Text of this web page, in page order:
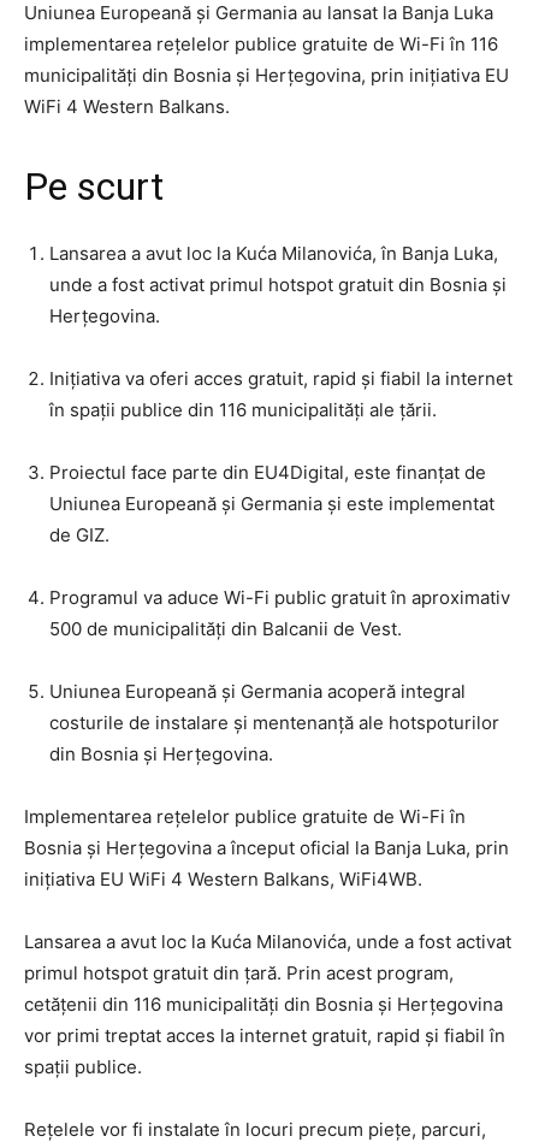
Uniunea Europeană și Germania au lansat la Banja Luka
implementarea rețelelor publice gratuite de Wi-Fi în 116
municipalități din Bosnia și Herțegovina, prin inițiativa EU
WiFi 4 Western Balkans.
Pe scurt
Lansarea a avut loc la Kuća Milanovića, în Banja Luka,
unde a fost activat primul hotspot gratuit din Bosnia și
Herțegovina.
Inițiativa va oferi acces gratuit, rapid și fiabil la internet
în spații publice din 116 municipalități ale țării.
Proiectul face parte din EU4Digital, este finanțat de
Uniunea Europeană și Germania și este implementat
de GIZ.
Programul va aduce Wi-Fi public gratuit în aproximativ
500 de municipalități din Balcanii de Vest.
Uniunea Europeană și Germania acoperă integral
costurile de instalare și mentenanță ale hotspoturilor
din Bosnia și Herțegovina.
Implementarea rețelelor publice gratuite de Wi-Fi în
Bosnia și Herțegovina a început oficial la Banja Luka, prin
inițiativa EU WiFi 4 Western Balkans, WiFi4WB.
Lansarea a avut loc la Kuća Milanovića, unde a fost activat
primul hotspot gratuit din țară. Prin acest program,
cetățenii din 116 municipalități din Bosnia și Herțegovina
vor primi treptat acces la internet gratuit, rapid și fiabil în
spații publice.
Rețelele vor fi instalate în locuri precum piețe, parcuri,